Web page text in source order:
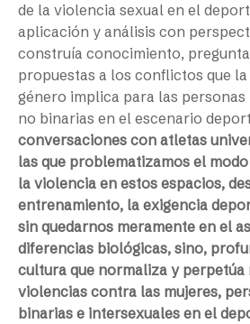
de la violencia sexual en el
aplicación y análisis con
construía conocimiento,
propuestas a los conflictos que
género implica para las personas
no binarias en el escenario
conversaciones con atletas
las que problematizamos el
la violencia en estos espacios,
entrenamiento, la exigencia
sin quedarnos meramente en el
diferencias biológicas, sino,
cultura que normaliza y perpetúa
violencias contra las mujeres,
binarias e intersexuales en el